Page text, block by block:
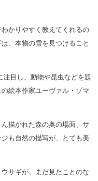
かりやすく教えてくれるの
、本物の雪を見つけること
注目し、動物や昆虫などを題
絵本作家ユーヴァル・ゾマ
描かれた森の奥の場面、サ
も自然の描写が、とても美
サギが、まだ見たことのな